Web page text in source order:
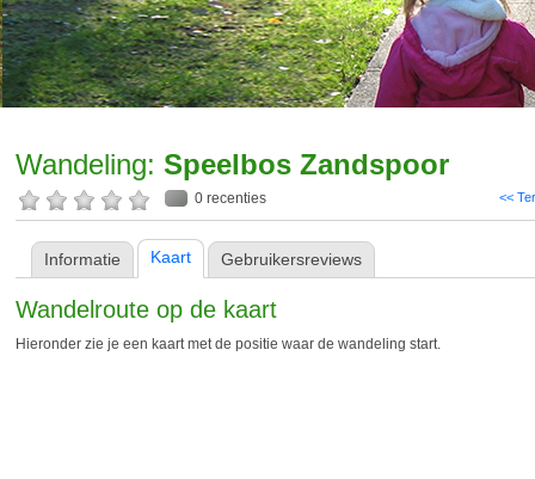
Wandeling: Speelbos Zandspoor
0 recenties <<
Informatie Kaart Gebruikersreviews
Wandelroute op de kaart
Hieronder zie je een kaart met de positie waar de wandeling start.